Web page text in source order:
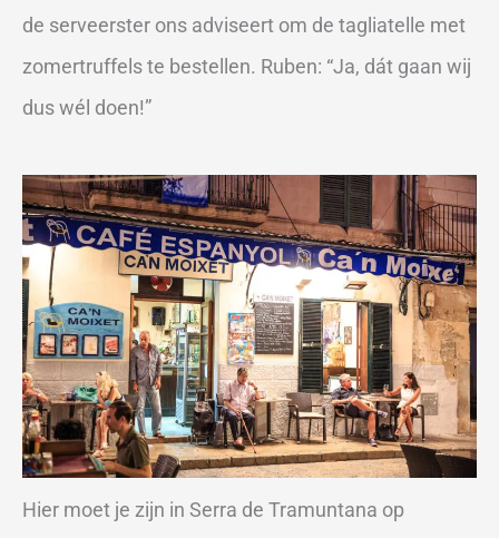
de serveerster ons adviseert om de tagliatelle met
zomertruffels te bestellen. Ruben: “Ja, dát gaan wij
dus wél doen!”
Hier moet je zijn in Serra de Tramuntana op